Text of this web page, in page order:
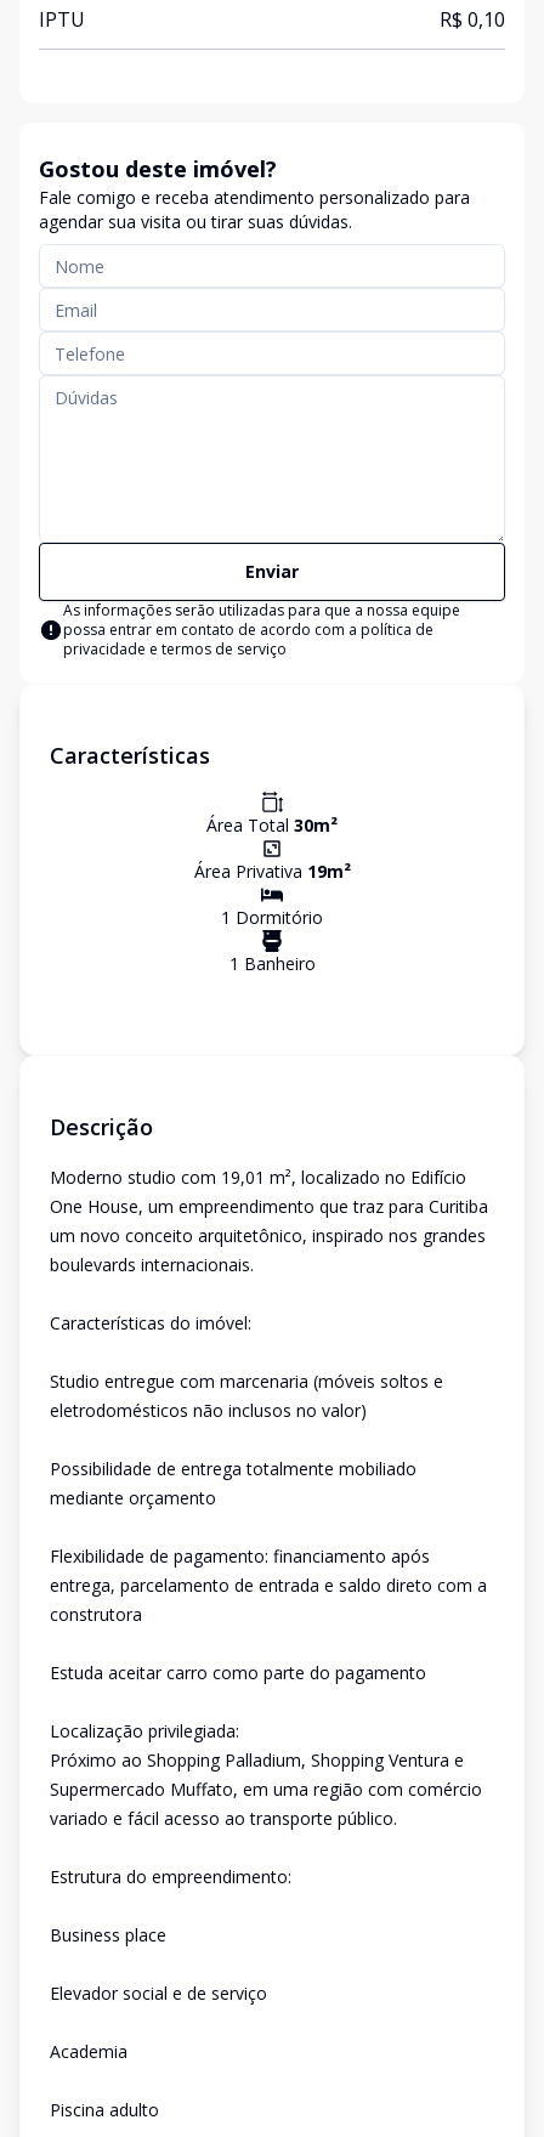
IPTU R$ 0,10
Gostou deste imóvel?
Fale comigo e receba atendimento personalizado para
agendar sua visita ou tirar suas dúvidas.
Enviar
As informações serão utilizadas para que a nossa equipe
possa entrar em contato de acordo com a política de
privacidade e termos de serviço
Características
Área Total 30m²
Área Privativa 19m²
1 Dormitório
1 Banheiro
Descrição
Moderno studio com 19,01 m², localizado no Edifício
One House, um empreendimento que traz para Curitiba
um novo conceito arquitetônico, inspirado nos grandes
boulevards internacionais.
Características do imóvel:
Studio entregue com marcenaria (móveis soltos e
eletrodomésticos não inclusos no valor)
Possibilidade de entrega totalmente mobiliado
mediante orçamento
Flexibilidade de pagamento: financiamento após
entrega, parcelamento de entrada e saldo direto com a
construtora
Estuda aceitar carro como parte do pagamento
Localização privilegiada:
Próximo ao Shopping Palladium, Shopping Ventura e
Supermercado Muffato, em uma região com comércio
variado e fácil acesso ao transporte público.
Estrutura do empreendimento:
Business place
Elevador social e de serviço
Academia
Piscina adulto